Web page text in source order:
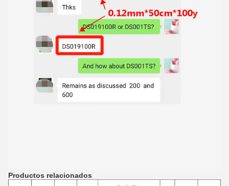
Productos relacionados